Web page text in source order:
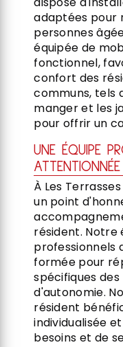
adaptées pour
personnes
équipée de
fonctionnel,
confort des
communs, tels
manger et les
pour offrir un
UNE ÉQUIPE
ATTENTIONNÉE
À Les
un point
résident. Notre
professionnels
formée pour
spécifiques
d'autonomie.
résident
individualisée
besoins et de